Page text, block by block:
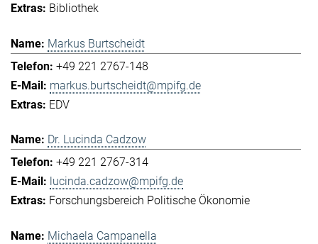
Bibliothek
Markus Burtscheidt
+49 221 2767-148
markus.burtscheidt@mpifg.de
EDV
Dr. Lucinda Cadzow
+49 221 2767-314
lucinda.cadzow@mpifg.de
Forschungsbereich Politische Ökonomie
Michaela Campanella